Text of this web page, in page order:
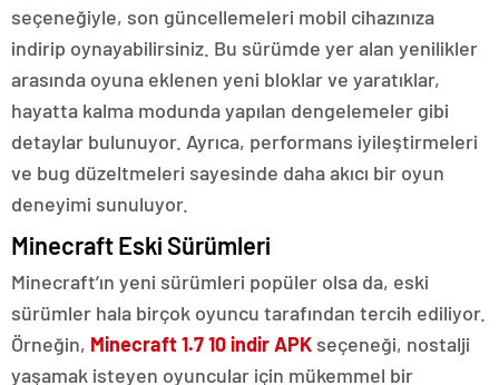
seçeneğiyle, son güncellemeleri mobil cihazınıza
indirip oynayabilirsiniz. Bu sürümde yer alan yenilikler
arasında oyuna eklenen yeni bloklar ve yaratıklar,
hayatta kalma modunda yapılan dengelemeler gibi
detaylar bulunuyor. Ayrıca, performans iyileştirmeleri
ve bug düzeltmeleri sayesinde daha akıcı bir oyun
deneyimi sunuluyor.
Minecraft Eski Sürümleri
Minecraft’ın yeni sürümleri popüler olsa da, eski
sürümler hala birçok oyuncu tarafından tercih ediliyor.
Örneğin, Minecraft 1.7 10 indir APK seçeneği, nostalji
yaşamak isteyen oyuncular için mükemmel bir